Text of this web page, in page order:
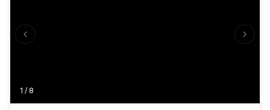
1 / 8
Previous slide Next